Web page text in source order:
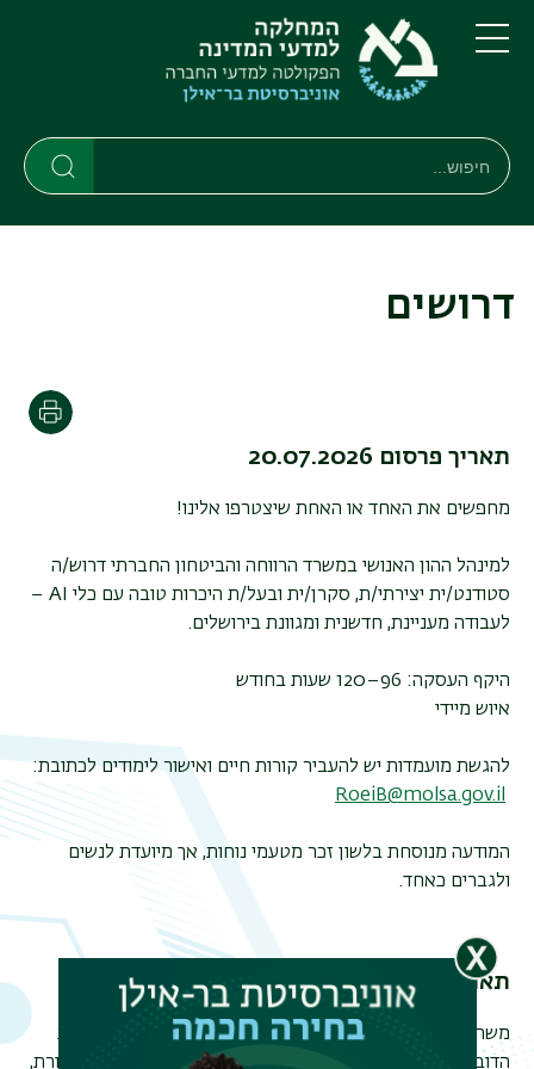
דילוג
לתוכן
העיקרי
דילוג
לתפריט
ניווט
ראשי
תפריט
חיפוש
Search
דרושים
תאריך פרסום 20.07.2026
מחפשים את האחד או האחת שיצטרפו אלינו!
למינהל ההון האנושי במשרד הרווחה והביטחון החברתי דרוש/ה
סטודנט/ית יצירתי/ת, סקרן/ית ובעל/ת היכרות טובה עם כלי
לעבודה מעניינת, חדשנית ומגוונת בירושלים.
היקף העסקה: 96–120 שעות בחודש
איוש מיידי
להגשת מועמדות יש להעביר קורות חיים ואישור לימודים לכתובת:
RoeiB@molsa.gov.il
המודעה מנוסחת בלשון זכר מטעמי נוחות, אך מיועדת לנשים
ולגברים כאחד.
תאריך פרסום 07.06.2026
משרד החוץ מגייס סטודנטים/ות לחמ״ל התקשורת של חטיבת
הדוברות בירושלים. משרה ממש מעניינת למי שמתחבר לתקשורת,